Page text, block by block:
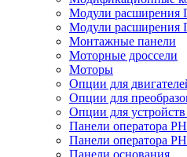
Модули расширения
Модули расширения
Монтажные панели
Моторные дроссели
Моторы
Опции для
Опции для
Опции для
Панели оператора PH
Панели оператора
Панели основания